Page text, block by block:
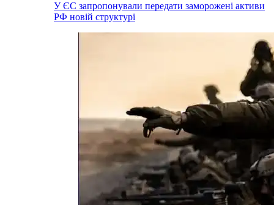
У ЄС запропонували передати заморожені активи
РФ новій структурі